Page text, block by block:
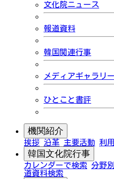
文化院ニュース
報道資料
韓国関連行事
メディアギャラリー
ひとこと書評
機関紹介
挨拶 沿革 主要活動 利
韓国文化院行事
カレンダーで検索 分野
道資料検索